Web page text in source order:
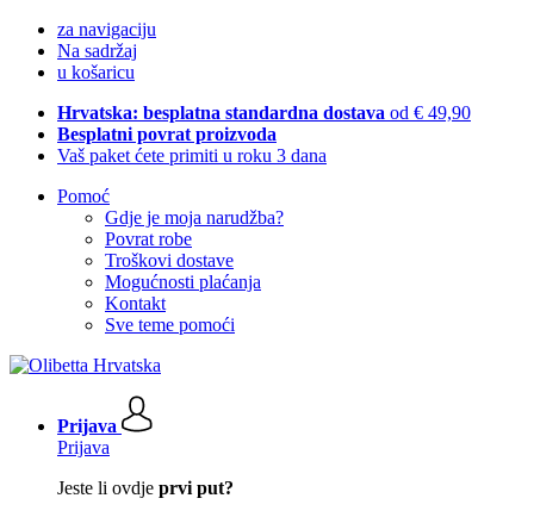
za navigaciju
Na sadržaj
u košaricu
Hrvatska: besplatna standardna dostava od € 49,90
Besplatni povrat proizvoda
Vaš paket ćete primiti u roku 3 dana
Pomoć
Gdje je moja narudžba?
Povrat robe
Troškovi dostave
Mogućnosti plaćanja
Kontakt
Sve teme pomoći
Prijava
Prijava
Jeste li ovdje prvi put?